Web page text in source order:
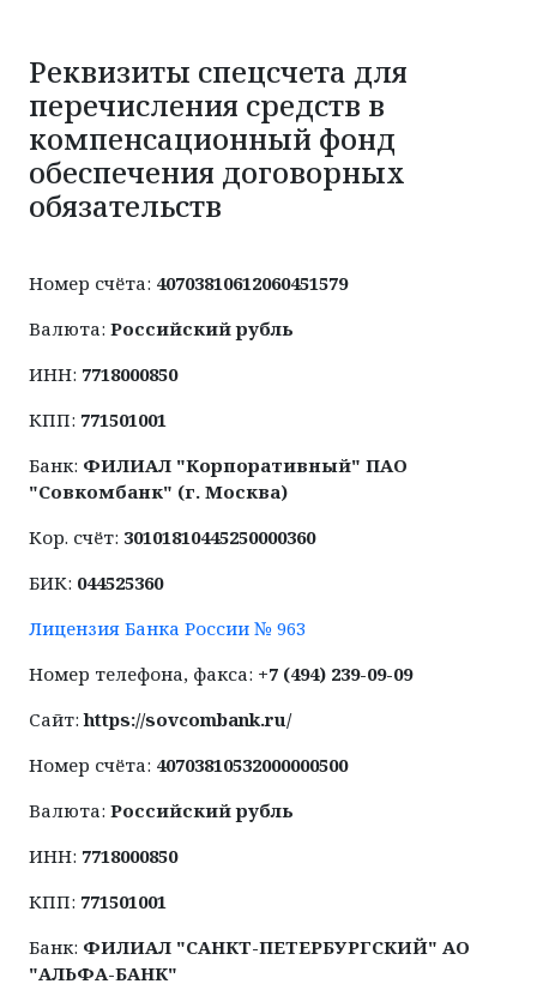
Реквизиты спецсчета для
перечисления средств в
компенсационный фонд
обеспечения договорных
обязательств
Номер счёта: 40703810612060451579
Валюта: Российский рубль
ИНН: 7718000850
КПП: 771501001
Банк: ФИЛИАЛ "Корпоративный" ПАО
"Совкомбанк" (г. Москва)
Кор. счёт: 30101810445250000360
БИК: 044525360
Лицензия Банка России № 963
Номер телефона, факса: +7 (494) 239-09-09
Сайт:https://sovcombank.ru/
Номер счёта: 40703810532000000500
Валюта: Российский рубль
ИНН: 7718000850
КПП: 771501001
Банк: ФИЛИАЛ "САНКТ-ПЕТЕРБУРГСКИЙ" АО
"АЛЬФА-БАНК"